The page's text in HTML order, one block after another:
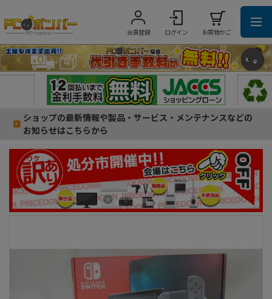
会員登録 ログイン お買物かご
ショップの最新情報や製品・サービス・メンテナンスなどの
お知らせはこちらから